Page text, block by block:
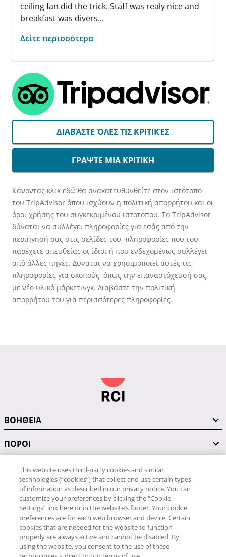
ceiling fan did the trick. Staff was realy nice and
breakfast was divers...
Δείτε περισσότερα
ΔΙΑΒΆΣΤΕ ΌΛΕΣ ΤΙΣ ΚΡΙΤΙΚΈΣ
ΓΡΑΨΤΕ ΜΙΑ ΚΡΙΤΙΚΗ
Κάνοντας κλικ εδώ θα ανακατευθυνθείτε στον ιστότοπο
του TripAdvisor όπου ισχύουν η πολιτική απορρήτου και οι
όροι χρήσης του συγκεκριμένου ιστοτόπου. Το TripAdvisor
δύναται να συλλέγει πληροφορίες για εσάς από την
περιήγησή σας στις σελίδες του, πληροφορίες που του
παρέχετε απευθείας οι ίδιοι ή που ενδεχομένως συλλέγει
από άλλες πηγές. Δύναται να χρησιμοποιεί αυτές τις
πληροφορίες για σκοπούς, όπως την επαναστόχευσή σας
με νέο υλικό μάρκετινγκ. Διαβάστε την πολιτική
απορρήτου του για περισσότερες πληροφορίες.
ΒΟΗΘΕΙΑ
ΠΟΡΟΙ
ΣΥΝΔΕΘΕΙΤΕ ΜΑΖΙ ΜΑΣ
Εξυπηρέτηση για το πρόγραμμα Weeks
This website uses third-party cookies and similar
technologies (“cookies”) that collect and use certain types
of information as described in our privacy notice. You can
customize your preferences by clicking the “Cookie
Settings” link here or in the website’s footer. Your cookie
preferences are for each web browser and device. Certain
cookies that are needed for the website to function
properly are always active and cannot be disabled. By
using the website, you consent to the use of these